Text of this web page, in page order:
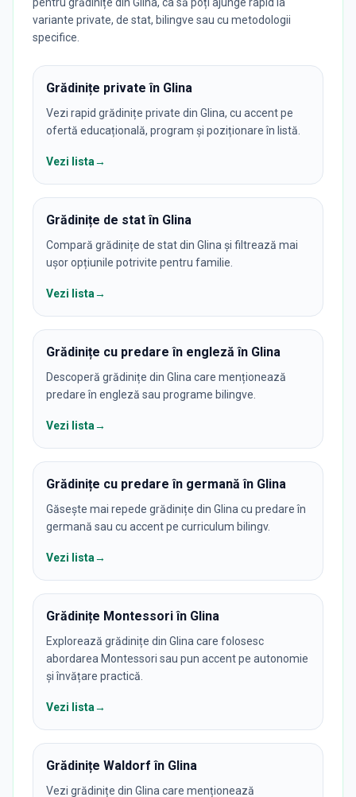
variante private, de stat, bilingve sau cu metodologii
specifice.
Grădinițe private în Glina
Vezi rapid grădinițe private din Glina, cu accent pe
ofertă educațională, program și poziționare în listă.
Vezi lista→
Grădinițe de stat în Glina
Compară grădinițe de stat din Glina și filtrează mai
ușor opțiunile potrivite pentru familie.
Vezi lista→
Grădinițe cu predare în engleză în Glina
Descoperă grădinițe din Glina care menționează
predare în engleză sau programe bilingve.
Vezi lista→
Grădinițe cu predare în germană în Glina
Găsește mai repede grădinițe din Glina cu predare în
germană sau cu accent pe curriculum bilingv.
Vezi lista→
Grădinițe Montessori în Glina
Explorează grădinițe din Glina care folosesc
abordarea Montessori sau pun accent pe autonomie
și învățare practică.
Vezi lista→
Grădinițe Waldorf în Glina
Vezi grădinițe din Glina care menționează